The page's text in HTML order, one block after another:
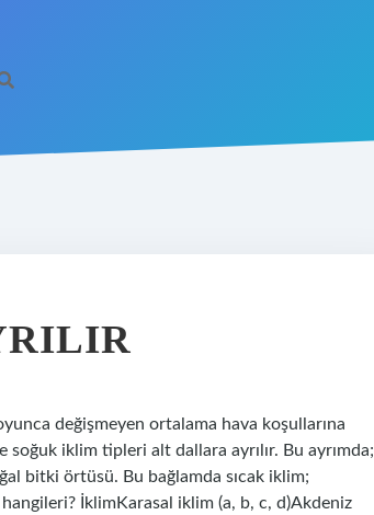
değişmeyen ortalama hava koşullarına
soğuk iklim tipleri alt dallara ayrılır. Bu ayrımda;
bitki örtüsü. Bu bağlamda sıcak iklim;
İklimKarasal iklim (a, b, c, d)Akdeniz